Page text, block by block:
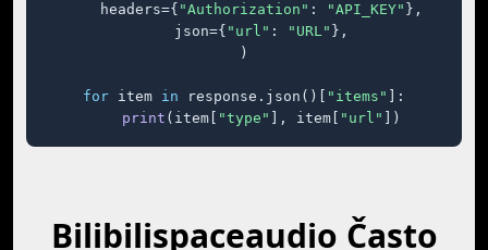
    headers={
"Authorization" : "API_KEY" },
    json={
"url" : "URL" },
)
for item in response.json()[ "items"
]:
print (item[ "type" ], item[ "url" ])
Bilibilispaceaudio Často